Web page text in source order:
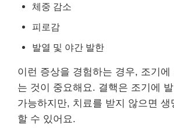
체중 감소
피로감
발열 및 야간 발한
이런 증상을 경험하는 경우, 조기에
는 것이 중요해요. 결핵은 조기에
가능하지만, 치료를 받지 않으면 생
할 수 있어요.